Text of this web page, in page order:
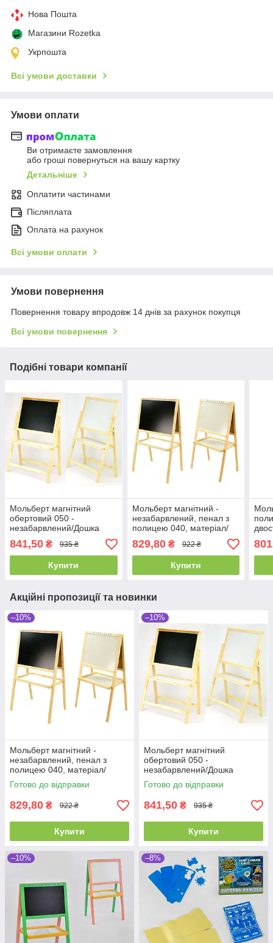
Нова Пошта
Магазини Rozetka
Укрпошта
Всі умови доставки
Умови оплати
Ви отримаєте замовлення
або гроші повернуться на вашу картку
Детальніше
Оплатити частинами
Післяплата
Оплата на рахунок
Всі умови оплати
Умови повернення
Повернення товару впродовж 14 днів за рахунок покупця
Всі умови повернення
Подібні товари компанії
Мольберт магнітний
обертовий 050 -
незабарвлений/Дошка
ш55*в110см
841,50 ₴ 935 ₴
Купити
Мольберт магнітний -
незабарвлений, пенал з
полицею 040, матеріал/
829,80₴ 922 ₴
Купити
см,
Акційні пропозиції та новинки
–10%
Мольберт магнітний -
незабарвлений, пенал з
полицею 040, матеріал/
сосна, 55*40 см
Готово до відправки
829,80 ₴ 922 ₴
Купити
–10%
Мольберт магнітний
обертовий 050 -
незабарвлений/Дошка
ш40*в55см, Підставка
ш55*в110см
Готово до відправки
841,50 ₴ 935 ₴
Купити
–10% –8%